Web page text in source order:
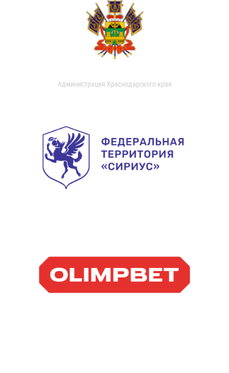
Администрация Краснодарского края